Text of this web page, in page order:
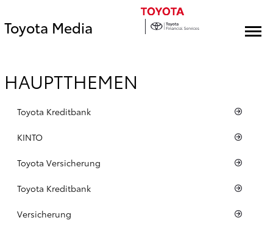
Toyota Media
HAUPTTHEMEN
Toyota Kreditbank
KINTO
Toyota Versicherung
Toyota Kreditbank
Versicherung